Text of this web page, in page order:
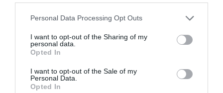
Personal Data Processing Opt Outs
I want to opt-out of the Sharing of my
personal data.
Opted In
I want to opt-out of the Sale of my
Personal Data.
Opted In
Επιβεβαίωση κωδικού: